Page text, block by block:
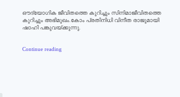
ഔദ്യോഗിക ജീവിതത്തെ കുറിച്ചും സിനിമാജീവിതത്തെ
കുറിച്ചും അഭിമുഖം.കോം പ്രതിനിധി വിനീത രാജുമായി
ഷാഹി പങ്കുവയ്ക്കുന്നു.
Continue reading